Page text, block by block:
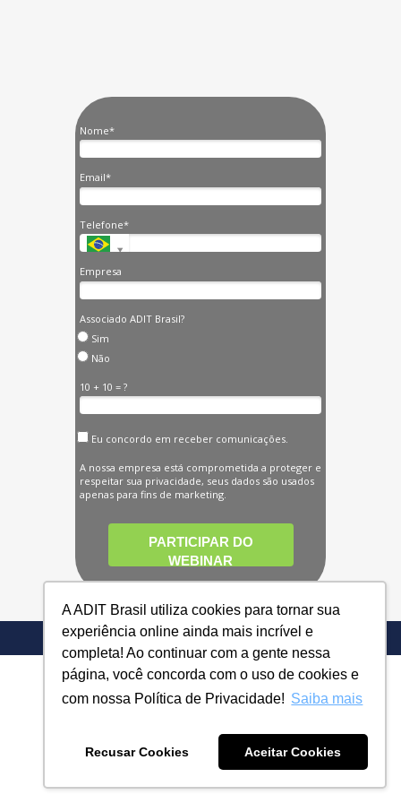
A ADIT Brasil utiliza cookies para tornar sua
experiência online ainda mais incrível e
completa! Ao continuar com a gente nessa
página, você concorda com o uso de cookies e
com nossa Política de Privacidade! Saiba mais
Recusar Cookies Aceitar Cookies
Nome*
Email*
Telefone*
Empresa
Associado ADIT Brasil?
Sim
Não
10 + 10 = ?
Eu concordo em receber comunicações.
A nossa empresa está comprometida a proteger e
respeitar sua privacidade, seus dados são usados
apenas para fins de marketing.
PARTICIPAR DO
WEBINAR